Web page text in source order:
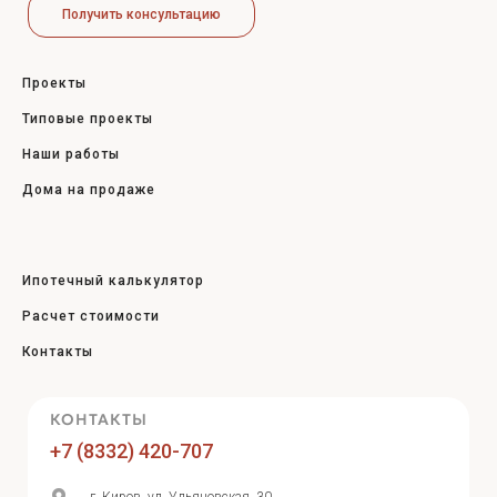
Плитка, ванна,
Чистовая
Получить консультацию
Проекты
Типовые проекты
Наши работы
Дома на продаже
Ипотечный калькулятор
Расчет стоимости
Контакты
КОНТАКТЫ
+7 (8332) 420-707